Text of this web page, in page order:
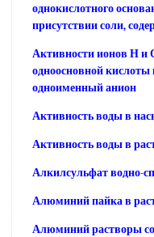
однокислотного
присутствии соли,
Активности ионов Н и
одноосновной кислоты
одноименный анион
Активность воды в
Активность воды в
Алкилсульфат водно-
Алюминий пайка в
Алюминий растворы